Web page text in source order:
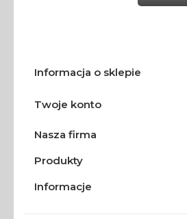
Informacja o sklepie
Twoje konto
Nasza firma
Produkty
Informacje